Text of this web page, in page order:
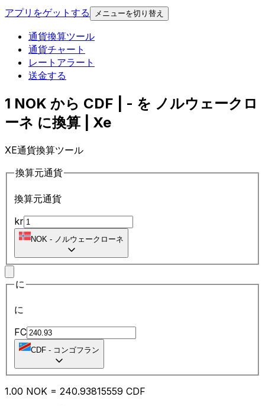
アプリをゲットする
メニューを切り替え
通貨換算ツール
通貨チャート
レートアラート
送金する
1 NOK から CDF | - を ノルウェークロ
ーネ に換算 | Xe
XE通貨換算ツール
換算元通貨
換算元通貨
kr
NOK - ノルウェークローネ
に
に
FC
CDF - コンゴフラン
1.00 NOK = 240.93815559 CDF